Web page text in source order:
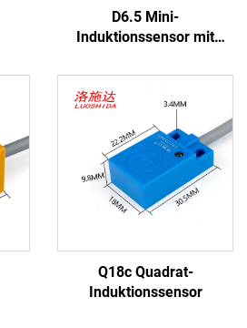
D6.5 Mini-
Induktionssensor mit
Q18c Quadrat-
Induktionssensor